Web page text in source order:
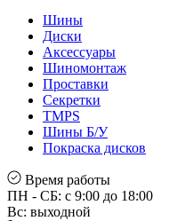
Шины
Диски
Аксессуары
Шиномонтаж
Проставки
Секретки
TMPS
Шины Б/У
Покраска дисков
Время работы
ПН - СБ: с 9:00 до 18:00
Вс: выходной